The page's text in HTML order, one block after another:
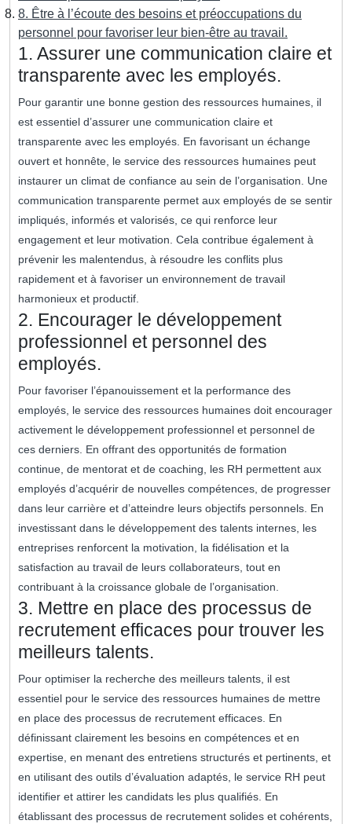
8. Être à l’écoute des besoins et préoccupations du
personnel pour favoriser leur bien-être au travail.
1. Assurer une communication claire et
transparente avec les employés.
Pour garantir une bonne gestion des ressources humaines, il
est essentiel d’assurer une communication claire et
transparente avec les employés. En favorisant un échange
ouvert et honnête, le service des ressources humaines peut
instaurer un climat de confiance au sein de l’organisation. Une
communication transparente permet aux employés de se sentir
impliqués, informés et valorisés, ce qui renforce leur
engagement et leur motivation. Cela contribue également à
prévenir les malentendus, à résoudre les conflits plus
rapidement et à favoriser un environnement de travail
harmonieux et productif.
2. Encourager le développement
professionnel et personnel des
employés.
Pour favoriser l’épanouissement et la performance des
employés, le service des ressources humaines doit encourager
activement le développement professionnel et personnel de
ces derniers. En offrant des opportunités de formation
continue, de mentorat et de coaching, les RH permettent aux
employés d’acquérir de nouvelles compétences, de progresser
dans leur carrière et d’atteindre leurs objectifs personnels. En
investissant dans le développement des talents internes, les
entreprises renforcent la motivation, la fidélisation et la
satisfaction au travail de leurs collaborateurs, tout en
contribuant à la croissance globale de l’organisation.
3. Mettre en place des processus de
recrutement efficaces pour trouver les
meilleurs talents.
Pour optimiser la recherche des meilleurs talents, il est
essentiel pour le service des ressources humaines de mettre
en place des processus de recrutement efficaces. En
définissant clairement les besoins en compétences et en
expertise, en menant des entretiens structurés et pertinents, et
en utilisant des outils d’évaluation adaptés, le service RH peut
identifier et attirer les candidats les plus qualifiés. En
établissant des processus de recrutement solides et cohérents,